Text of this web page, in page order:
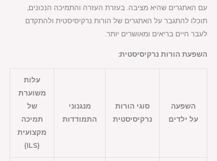
עם האתגרים שהיא מציבה. בעזרת העזרה והתמיכה הנכונים,
תוכלו להתגבר על האתגרים של הורות נרקיסיסטית ולהתקדם
לעבר חיים בריאים ומאושרים יותר.
השפעת הורות נרקיסיסטית:
השפעה
על ילדים
סוגי הורות
נרקיסיסטית
מנגנוני
התמודדות
עלות
משוערת
של
תמיכה
מקצועית
(ILS)